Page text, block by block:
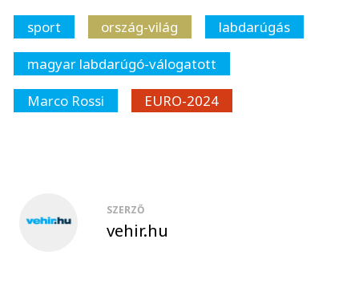
sport ország-világ
labdarúgás
magyar labdarúgó-válogatott
Marco Rossi
EURO-2024
SZERZŐ
vehir.hu